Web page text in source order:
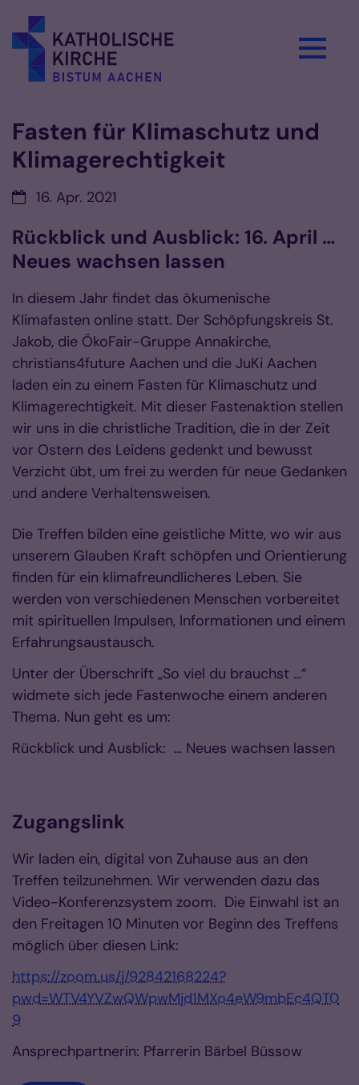
Fasten für Klimaschutz und
Klimagerechtigkeit
Datum:16. Apr. 2021
Rückblick und Ausblick: 16. April …
Neues wachsen lassen
In diesem Jahr findet das ökumenische
Klimafasten online statt. Der Schöpfungskreis St.
Jakob, die ÖkoFair-Gruppe Annakirche,
christians4future Aachen und die JuKi Aachen
laden ein zu einem Fasten für Klimaschutz und
Klimagerechtigkeit. Mit dieser Fastenaktion stellen
wir uns in die christliche Tradition, die in der Zeit
vor Ostern des Leidens gedenkt und bewusst
Verzicht übt, um frei zu werden für neue Gedanken
und andere Verhaltensweisen.
Die Treffen bilden eine geistliche Mitte, wo wir aus
unserem Glauben Kraft schöpfen und Orientierung
finden für ein klimafreundlicheres Leben. Sie
werden von verschiedenen Menschen vorbereitet
mit spirituellen Impulsen, Informationen und einem
Erfahrungsaustausch.
Unter der Überschrift „So viel du brauchst …“
widmete sich jede Fastenwoche einem anderen
Thema. Nun geht es um:
Rückblick und Ausblick: … Neues wachsen lassen
Zugangslink
Wir laden ein, digital von Zuhause aus an den
Treffen teilzunehmen. Wir verwenden dazu das
Video-Konferenzsystem zoom. Die Einwahl ist an
den Freitagen 10 Minuten vor Beginn des Treffens
möglich über diesen Link:
https://zoom.us/j/92842168224?
pwd=WTV4YVZwQWpwMjd1MXo4eW9mbEc4QT0
9
Ansprechpartnerin: Pfarrerin Bärbel Büssow